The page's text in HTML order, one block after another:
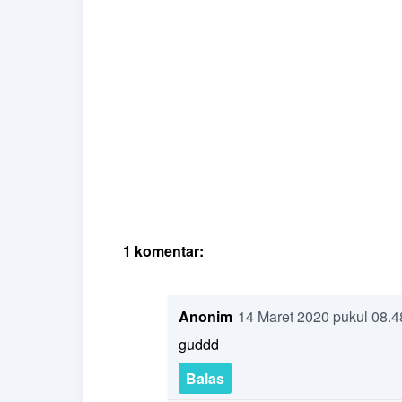
1 komentar:
Anonim 14 Maret 2020 pukul
guddd
Balas